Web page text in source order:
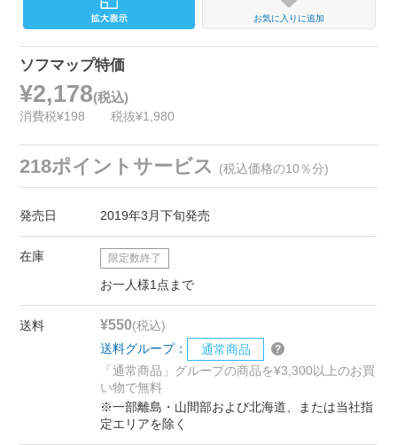
お気に入りに追加
ソフマップ特価
¥2,178(税込)
消費税¥198 税抜¥1,980
218ポイントサービス (税込価格の10％分)
発売日 2019年3月下旬発売
在庫 限定数終了
お一人様1点まで
送料 ¥550(税込)
送料グループ：
通常商品
「通常商品」グループの商品を¥3,300以上のお買
い物で無料
※一部離島・山間部および北海道、または当社指
定エリアを除く